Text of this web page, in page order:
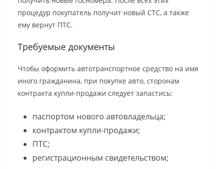
процедур покупатель получит новый СТС, а также
ему вернут ПТС.
Требуемые документы
Чтобы оформить автотранспортное средство на имя
иного гражданина, при покупке авто, сторонам
контракта купли-продажи следует запастись:
паспортом нового автовладельца;
контрактом купли-продажи;
ПТС;
регистрационным свидетельством;